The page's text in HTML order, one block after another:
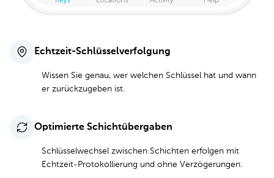
Echtzeit-Schlüsselverfolgung
Wissen Sie genau, wer welchen Schlüssel hat und wann
er zurückzugeben ist.
Optimierte Schichtübergaben
Schlüsselwechsel zwischen Schichten erfolgen mit
Echtzeit-Protokollierung und ohne Verzögerungen.